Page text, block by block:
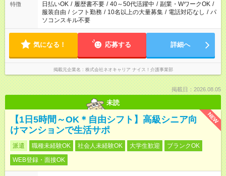
特徴 日払いOK / 履歴書不要 / 40～50代活躍中 / 副業・WワークOK /
服装自由 / シフト勤務 / 10名以上の大量募集 / 電話対応なし / パ
ソコンスキル不要
気になる！ 応募する 詳細へ
掲載元企業名 株式会社ネオキャリア ナイス！介護事業部
掲載日：2026.08.05
未読
NEW
【1日5時間～OK＊自由シフト】高級シニア向
けマンションで生活サポ
派遣 職種未経験OK 社会人未経験OK 大学生歓迎
ブランクOK
WEB登録・面接OK